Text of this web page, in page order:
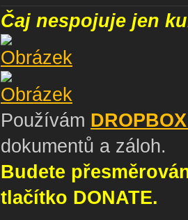
Čaj nespojuje jen
Používám
dokumentů a záloh.
Budete
tlačítko DONATE.